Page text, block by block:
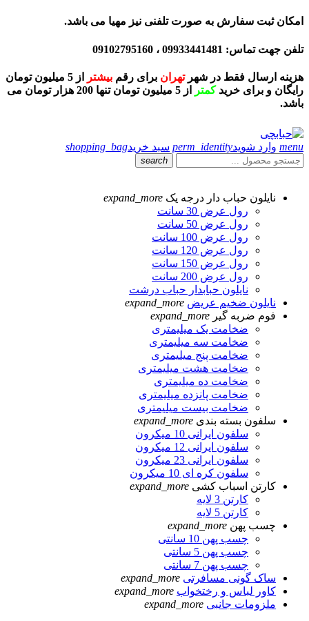
امکان ثبت سفارش به صورت تلفنی نیز مهیا می باشد.
تلفن جهت تماس: 09933441481 ، 09102795160
هزینه ارسال فقط در شهرتهران برای رقم بیشتر
از 5 میلیون تومان
رایگان و برای خریدکمتر
از 5 میلیون تومان تنها 200 هزار تومان می
باشد.
menu وارد شویدperm_identity سبد خریدshopping_bag
search
نایلون حباب دار درجه یک expand_more
رول عرض 30 سانت
رول عرض 50 سانت
رول عرض 100 سانت
رول عرض 120 سانت
رول عرض 150 سانت
رول عرض 200 سانت
نایلون حبابدار حباب درشت
نایلون ضخیم عریض expand_more
فوم ضربه گیر expand_more
ضخامت یک میلیمتری
ضخامت سه میلیمتری
ضخامت پنج میلیمتری
ضخامت هشت میلیمتری
ضخامت ده میلیمتری
ضخامت پانزده میلیمتری
ضخامت بیست میلیمتری
سلفون بسته بندی expand_more
سلفون ایرانی 10 میکرون
سلفون ایرانی 12 میکرون
سلفون ایرانی 23 میکرون
سلفون کره ای 10 میکرون
کارتن اسباب کشی expand_more
کارتن 3 لایه
کارتن 5 لایه
چسب پهن expand_more
چسب پهن 10 سانتی
چسب پهن 5 سانتی
چسب پهن 7 سانتی
ساک گونی مسافرتی expand_more
کاور لباس و رختخواب expand_more
ملزومات جانبی expand_more